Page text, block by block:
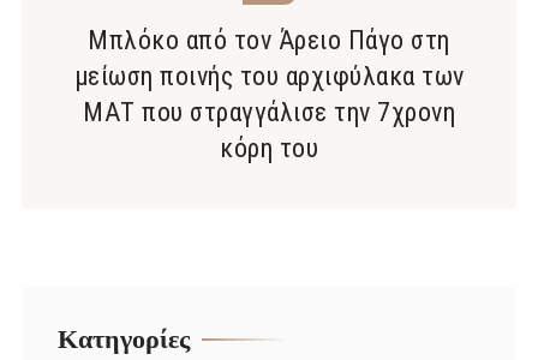
Μπλόκο από τον Άρειο Πάγο στη
μείωση ποινής του αρχιφύλακα των
ΜΑΤ που στραγγάλισε την 7χρονη
κόρη του
Kατηγορίες